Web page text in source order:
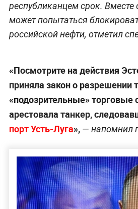
республиканцем срок. Вместе
может попытаться
российской нефти, отметил
«Посмотрите на действия
приняла закон о разрешении
«подозрительные» торговые
арестовала танкер,
порт Усть-Луга»,— напомнил